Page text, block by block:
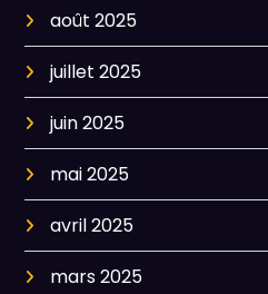
août 2025
juillet 2025
juin 2025
mai 2025
avril 2025
mars 2025